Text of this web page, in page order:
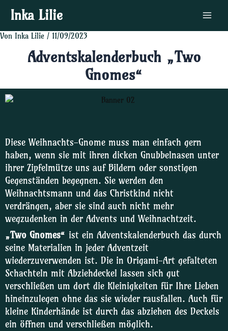
Inhalt
springen
Inka Lilie
Main
Menu
Adventskalenderbuch „Two
Gnomes“
Von Inka Lilie / 11/09/2023
Diese Weihnachts-Gnome muss man einfach gern
haben, wenn sie mit ihren dicken Gnubbelnasen unter
ihrer Zipfelmütze uns auf Bildern oder sonstigen
Gegenständen begegnen. Sie werden den
Weihnachtsmann und das Christkind nicht
verdrängen, aber sie sind auch nicht mehr
wegzudenken in der Advents und Weihnachtzeit.
„Two Gnomes“ ist ein Adventskalenderbuch das durch
seine Materialien in jeder Adventzeit
wiederzuverwenden ist. Die in Origami-Art gefalteten
Schachteln mit Abziehdeckel lassen sich gut
verschließen um dort die Kleinigkeiten für Ihre Lieben
hineinzulegen ohne das sie wieder rausfallen. Auch für
kleine Kinderhände ist durch das abziehen des Deckels
ein öffnen und verschließen möglich.
navigation